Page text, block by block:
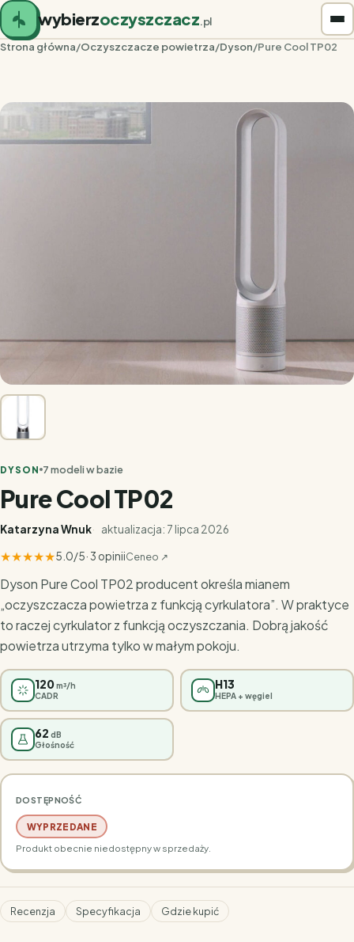
wybierzoczyszczacz.pl
Strona główna/Oczyszczacze powietrza/Dyson/Pure Cool TP02
DYSON 7 modeli w bazie
Pure Cool TP02
Katarzyna Wnuk aktualizacja: 7 lipca 2026
★★★★★5.0/5· 3 opiniiCeneo ↗
Dyson Pure Cool TP02 producent określa mianem
„oczyszczacza powietrza z funkcją cyrkulatora”. W praktyce
to raczej cyrkulator z funkcją oczyszczania. Dobrą jakość
powietrza utrzyma tylko w małym pokoju.
120m³/h
CADR
H13
HEPA + węgiel
62 dB
Głośność
DOSTĘPNOŚĆ
WYPRZEDANE
Produkt obecnie niedostępny w sprzedaży.
Recenzja Specyfikacja Gdzie kupić